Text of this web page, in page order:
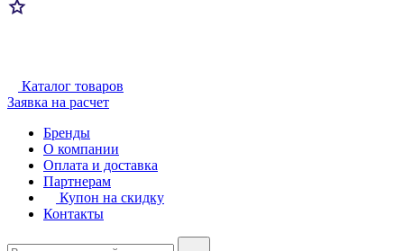
Каталог товаров
Заявка на расчет
Бренды
О компании
Оплата и доставка
Партнерам
Купон на скидку
Контакты